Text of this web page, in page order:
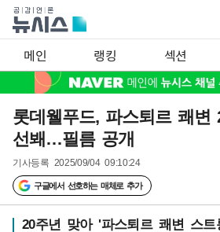
메인 랭킹 섹션
롯데웰푸드, 파스퇴르 쾌변
선봬…필름 공개
기사등록 2025/09/04 09:10:24
구글에서 선호하는 매체로 추가
20주년 맞아 '파스퇴르 쾌변 스트